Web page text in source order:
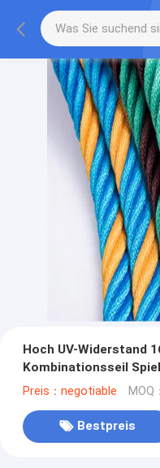
Hoch UV-Widerstand
Kombinationsseil
Preis：negotiable
Bestpreis